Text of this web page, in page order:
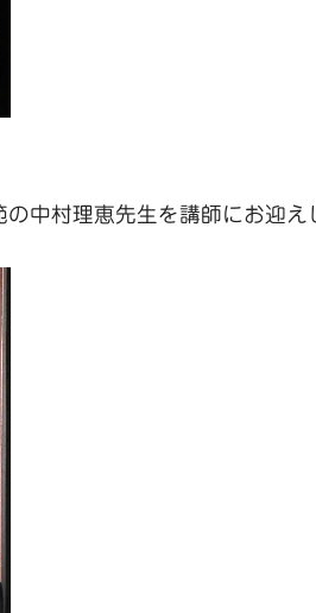
中村理恵先生を講師にお迎え